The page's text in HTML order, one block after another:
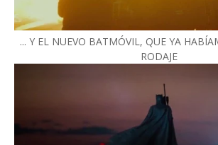
... Y EL NUEVO BATMÓVIL, QUE YA
RODAJE